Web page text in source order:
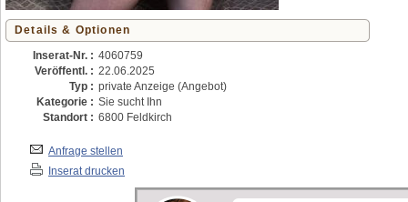
Details & Optionen
Inserat-Nr. : 4060759
Veröffentl. : 22.06.2025
Typ : private Anzeige (Angebot)
Kategorie : Sie sucht Ihn
Standort : 6800 Feldkirch
Anfrage stellen
Inserat drucken